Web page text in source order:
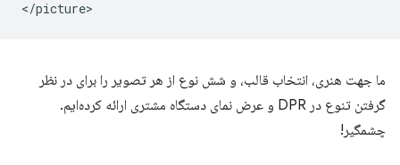
ما جهت هنری، انتخاب قالب، و شش نوع از هر تصویر را برای در نظر
گرفتن تنوع در DPR و عرض نمای دستگاه مشتری ارائه کرده‌ایم.
چشمگیر!